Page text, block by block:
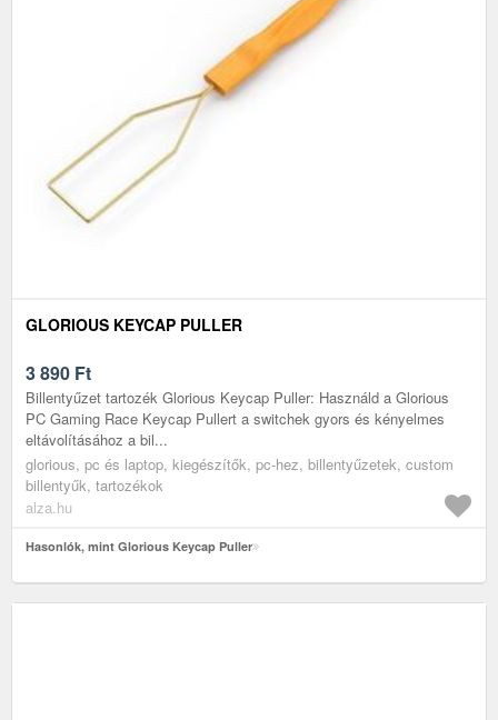
GLORIOUS KEYCAP PULLER
3 890 Ft
Billentyűzet tartozék Glorious Keycap Puller: Használd a Glorious
PC Gaming Race Keycap Pullert a switchek gyors és kényelmes
eltávolításához a bil...
glorious, pc és laptop, kiegészítők, pc-hez, billentyűzetek, custom
billentyűk, tartozékok
alza.hu
Hasonlók, mint Glorious Keycap Puller